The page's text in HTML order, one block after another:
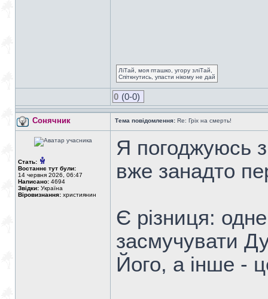
ЛіТай, моя пташко, угору зліТай,
Спіткнутись, упасти нікому не дай
0 (0-0)
Сонячник Тема повідомлення: Re: Гріх на смерть!
Стать:
Востаннє тут були:
14 червня 2026, 06:47
Написано: 4694
Звідки: Україна
Віровизнання: християнин
Я погоджуюсь
вже занадто
Є різниця:
засмучувати
Його, а інше -